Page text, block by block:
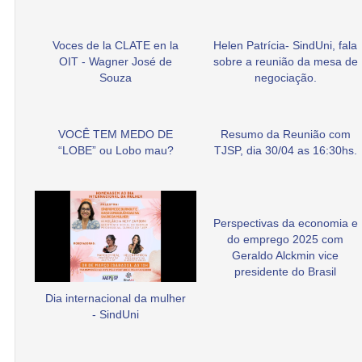
Voces de la CLATE en la
OIT - Wagner José de
Souza
Helen Patrícia- SindUni, fala
sobre a reunião da mesa de
negociação.
VOCÊ TEM MEDO DE
“LOBE” ou Lobo mau?
Resumo da Reunião com
TJSP, dia 30/04 as 16:30hs.
Dia internacional da mulher
- SindUni
Perspectivas da economia e
do emprego 2025 com
Geraldo Alckmin vice
presidente do Brasil